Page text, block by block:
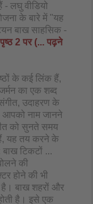
लघु वीडियो
के बारे में "यह
बाख साहसिक -
पृष्ठ 2 पर (... पढ़ने
के कई लिंक हैं,
का एक शब्द
उदाहरण के
नाम जानने
को सुनते समय
यह तय करने के
बाख टिकटों ...
की
होने की भी
है। बाख शहरों और
है। इसे एक